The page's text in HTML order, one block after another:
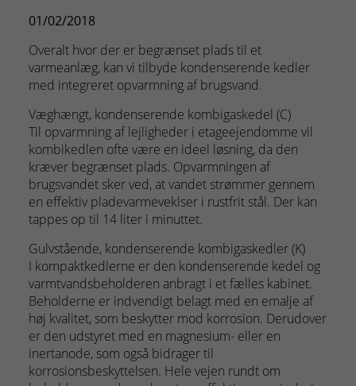
01/02/2018
Overalt hvor der er begrænset plads til et
varmeanlæg, kan vi tilbyde kondenserende kedler
med integreret opvarmning af brugsvand.
Væghængt, kondenserende kombigaskedel (C)
Til opvarmning af lejligheder i etageejendomme vil
kombikedlen ofte være en ideel løsning, da den
kræver begrænset plads. Opvarmningen af
brugsvandet sker ved, at vandet strømmer gennem
en effektiv pladevarmeveklser i rustfrit stål. Der kan
tappes op til 14 liter i minuttet.
Gulvstående, kondenserende kombigaskedler (K)
I kompaktkedlerne er den kondenserende kedel og
varmtvandsbeholderen anbragt i et fælles kabinet.
Beholderne er indvendigt belagt med en emalje af
høj kvalitet, som beskytter mod korrosion. Derudover
er den udstyret med en magnesium- eller en
inertanode, som også bidrager til
korrosionsbeskyttelsen. Hele vejen rundt om